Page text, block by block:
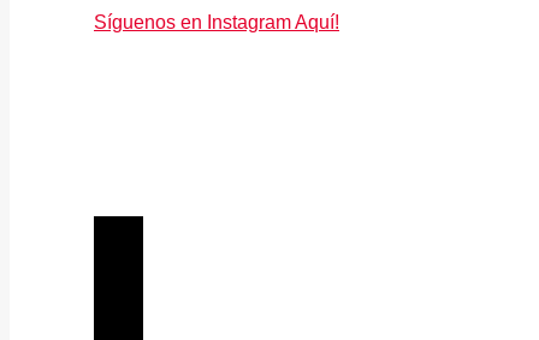
Síguenos en Instagram Aquí!